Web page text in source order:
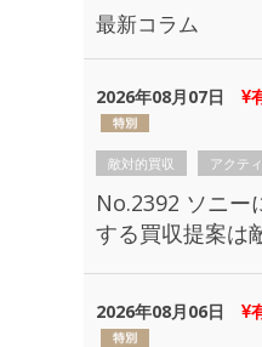
最新コラム
2026年08月07日
敵対的買収 アクテ
No.2392 ソニー
する買収提案は
2026年08月06日